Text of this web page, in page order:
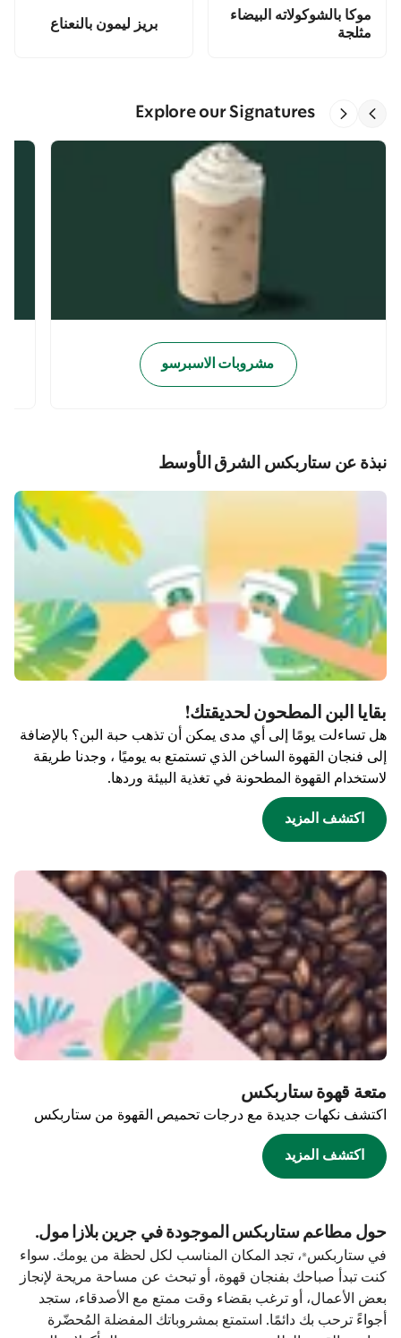
موكا بالشوكولاته البيضاء
مثلجة
بريز ليمون بالنعناع
Explore our Signatures
مشروبات الاسبرسو
نبذة عن ستاربكس الشرق الأوسط
بقايا البن المطحون لحديقتك!
هل تساءلت يومًا إلى أي مدى يمكن أن تذهب حبة البن؟ بالإضافة
إلى فنجان القهوة الساخن الذي تستمتع به يوميًا ، وجدنا طريقة
لاستخدام القهوة المطحونة في تغذية البيئة وردها.
اكتشف المزيد
متعة قهوة ستاربكس
اكتشف نكهات جديدة مع درجات تحميص القهوة من ستاربكس
اكتشف المزيد
حول مطاعم ستاربكس الموجودة في جرين بلازا مول.
في ستاربكس®، تجد المكان المناسب لكل لحظة من يومك. سواء
كنت تبدأ صباحك بفنجان قهوة، أو تبحث عن مساحة مريحة لإنجاز
بعض الأعمال، أو ترغب بقضاء وقت ممتع مع الأصدقاء، ستجد
أجواءً ترحب بك دائمًا. استمتع بمشروباتك المفضلة المُحضّرة